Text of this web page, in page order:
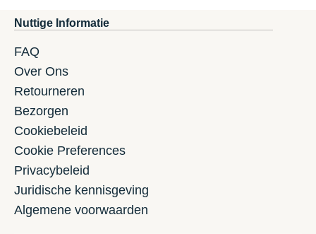
Nuttige Informatie
FAQ
Over Ons
Retourneren
Bezorgen
Cookiebeleid
Cookie Preferences
Privacybeleid
Juridische kennisgeving
Algemene voorwaarden